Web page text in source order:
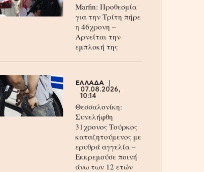
Marfin: Προθεσμία
για την Τρίτη πήρε
η 46χρονη –
Aρνείται την
εμπλοκή της
ΕΛΛΑΔΑ
07.08.2026,
10:14
Θεσσαλονίκη:
Συνελήφθη
31χρονος Τούρκος
καταζητούμενος με
ερυθρά αγγελία –
Εκκρεμούσε ποινή
άνω των 12 ετών